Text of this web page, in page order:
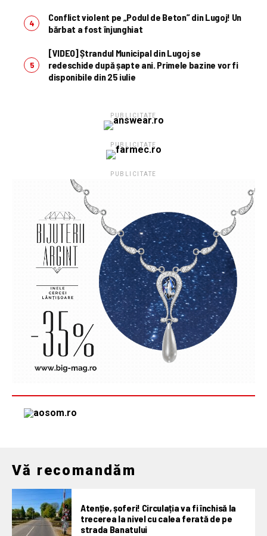
Conflict violent pe „Podul de Beton” din Lugoj! Un
bărbat a fost înjunghiat
[VIDEO] Ștrandul Municipal din Lugoj se
redeschide după șapte ani. Primele bazine vor fi
disponibile din 25 iulie
PUBLICITATE
PUBLICITATE
PUBLICITATE
Vă recomandăm
Atenție, șoferi! Circulația va fi închisă la
trecerea la nivel cu calea ferată de pe
strada Banatului